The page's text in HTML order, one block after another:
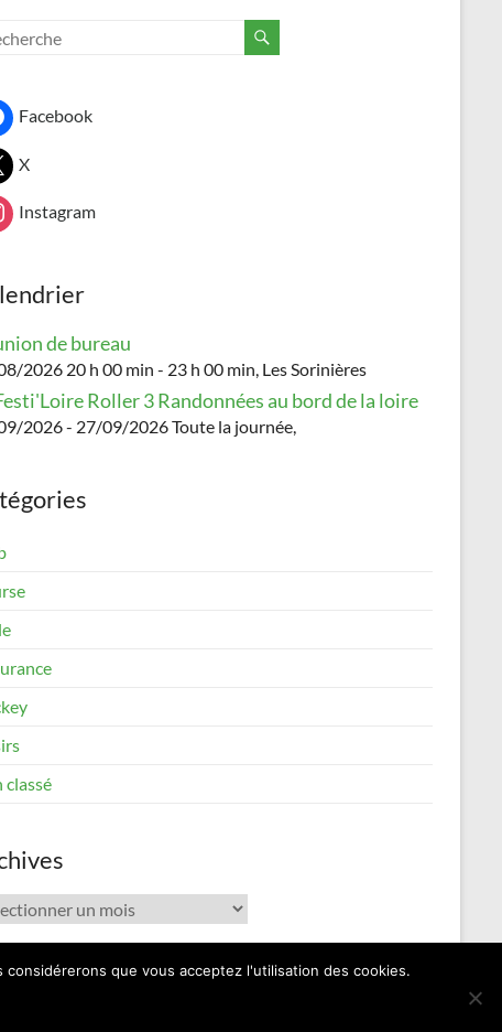
Facebook
X
Instagram
de bureau
2026 20 h 00 min - 23 h 00 min, Les Sorinières
Roller 3 Randonnées au bord de la loire
2026 - 27/09/2026 Toute la journée,
classé
que vous acceptez l'utilisation des cookies.